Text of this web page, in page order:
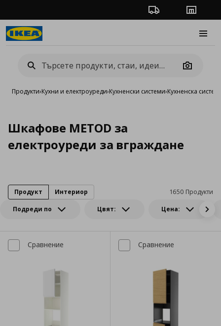
Проследяване на
Camera
Продукти›Кухни и електроуреди›Кухненски системи›Кухненска
Шкафове METOD за
електроуреди за вграждане
Подреди по Цвят: Цена:
1650 Продукти
Продукт Интериор
Сравнение Сравнение